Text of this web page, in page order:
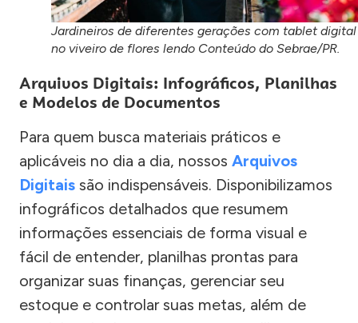
Jardineiros de diferentes gerações com tablet digital
no viveiro de flores lendo Conteúdo do Sebrae/PR.
Arquivos Digitais: Infográficos, Planilhas
e Modelos de Documentos
Para quem busca materiais práticos e
aplicáveis no dia a dia, nossos Arquivos
Digitais são indispensáveis. Disponibilizamos
infográficos detalhados que resumem
informações essenciais de forma visual e
fácil de entender, planilhas prontas para
organizar suas finanças, gerenciar seu
estoque e controlar suas metas, além de